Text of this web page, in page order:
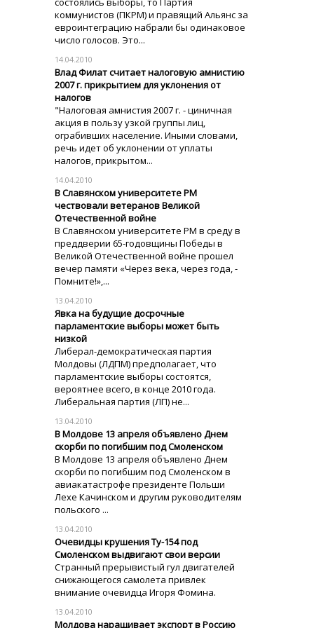
коммунистов (ПКРМ) и правящий Альянс за
евроинтеграцию набрали бы одинаковое
число голосов. Это...
14.04.2010
Влад Филат считает налоговую амнистию
2007 г. прикрытием для уклонения от
налогов
"Налоговая амнистия 2007 г. - циничная
акция в пользу узкой группы лиц,
ограбивших население. Иными словами,
речь идет об уклонении от уплаты
налогов, прикрытом...
14.04.2010
В Славянском университете РМ
чествовали ветеранов Великой
Отечественной войне
В Славянском университете РМ в среду в
преддверии 65-годовщины Победы в
Великой Отечественной войне прошел
вечер памяти «Через века, через года, -
Помните!»,...
13.04.2010
Явка на будущие досрочные
парламентские выборы может быть
низкой
Либерал-демократическая партия
Молдовы (ЛДПМ) предполагает, что
парламентские выборы состоятся,
вероятнее всего, в конце 2010 года.
Либеральная партия (ЛП) не...
13.04.2010
В Молдове 13 апреля объявлено Днем
скорби по погибшим под Смоленском
В Молдове 13 апреля объявлено Днем
скорби по погибшим под Смоленском в
авиакатастрофе президенте Польши
Лехе Качинском и другим руководителям
польского ...
13.04.2010
Очевидцы крушения Ту-154 под
Смоленском выдвигают свои версии
Странный прерывистый гул двигателей
снижающегося самолета привлек
внимание очевидца Игоря Фомина.
13.04.2010
Молдова наращивает экспорт в Россию